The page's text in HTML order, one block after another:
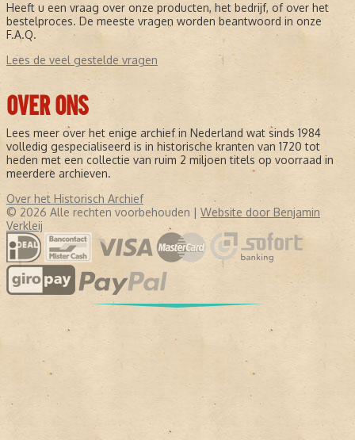
Heeft u een vraag over onze producten, het bedrijf, of over het
bestelproces. De meeste vragen worden beantwoord in onze
F.A.Q.
Lees de veel gestelde vragen
OVER ONS
Lees meer over het enige archief in Nederland wat sinds 1984
volledig gespecialiseerd is in historische kranten van 1720 tot
heden met een collectie van ruim 2 miljoen titels op voorraad in
meerdere archieven.
Over het Historisch Archief
© 2026 Alle rechten voorbehouden | Website door Benjamin
Verkleij